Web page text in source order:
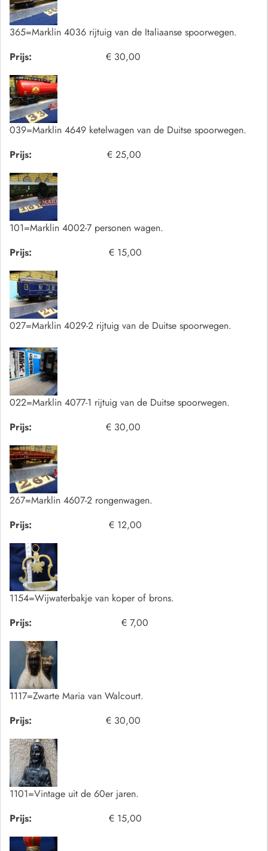
365=Marklin 4036 rijtuig van de Italiaanse spoorwegen.
Prijs:
€ 30,00
039=Marklin 4649 ketelwagen van de Duitse spoorwegen.
Prijs:
€ 25,00
101=Marklin 4002-7 personen wagen.
Prijs:
€ 15,00
027=Marklin 4029-2 rijtuig van de Duitse spoorwegen.
022=Marklin 4077-1 rijtuig van de Duitse spoorwegen.
Prijs:
€ 30,00
267=Marklin 4607-2 rongenwagen.
Prijs:
€ 12,00
1154=Wijwaterbakje van koper of brons.
Prijs:
€ 7,00
1117=Zwarte Maria van Walcourt.
Prijs:
€ 30,00
1101=Vintage uit de 60er jaren.
Prijs:
€ 15,00